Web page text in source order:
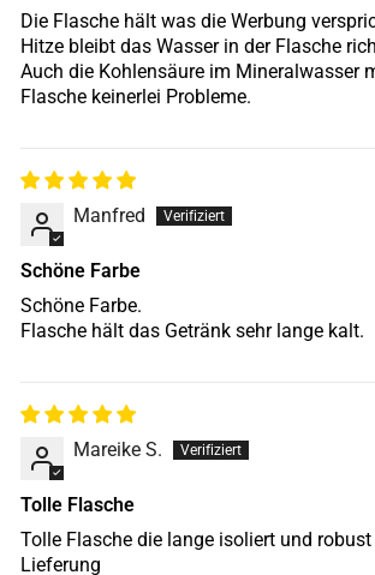
Die Flasche hält was die Werbung
Hitze bleibt das Wasser in der Flasche
Auch die Kohlensäure im Mineralwasser
Flasche keinerlei Probleme.
Manfred
Schöne Farbe
Schöne Farbe.
Flasche hält das Getränk sehr lange kalt.
Mareike S.
Tolle Flasche
Tolle Flasche die lange isoliert und
Lieferung